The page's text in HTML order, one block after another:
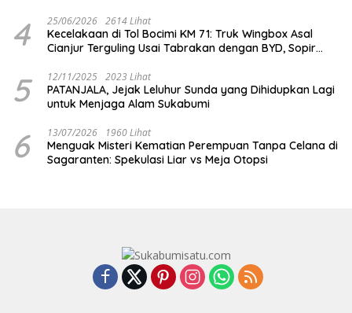
4 25/06/2026 2614 Lihat
Kecelakaan di Tol Bocimi KM 71: Truk Wingbox Asal
Cianjur Terguling Usai Tabrakan dengan BYD, Sopir
5 12/11/2025 2023 Lihat
PATANJALA, Jejak Leluhur Sunda yang Dihidupkan Lagi
untuk Menjaga Alam Sukabumi
6 13/07/2026 1960 Lihat
Menguak Misteri Kematian Perempuan Tanpa Celana di
Sagaranten: Spekulasi Liar vs Meja Otopsi